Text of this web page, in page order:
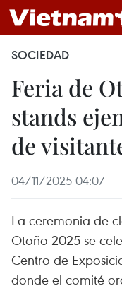
SOCIEDAD
Feria de
stands
de
04/11/2025 04:07
La ceremonia de
Otoño 2025 se
Centro de
donde el comité